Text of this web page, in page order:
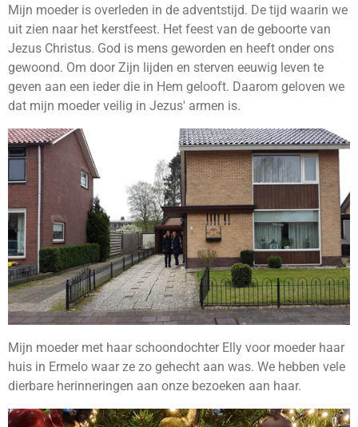
Mijn moeder is overleden in de adventstijd. De tijd waarin we
uit zien naar het kerstfeest. Het feest van de geboorte van
Jezus Christus. God is mens geworden en heeft onder ons
gewoond. Om door Zijn lijden en sterven eeuwig leven te
geven aan een ieder die in Hem gelooft. Daarom geloven we
dat mijn moeder veilig in Jezus' armen is.
Mijn moeder met haar schoondochter Elly voor moeder haar
huis in Ermelo waar ze zo gehecht aan was. We hebben vele
dierbare herinneringen aan onze bezoeken aan haar.